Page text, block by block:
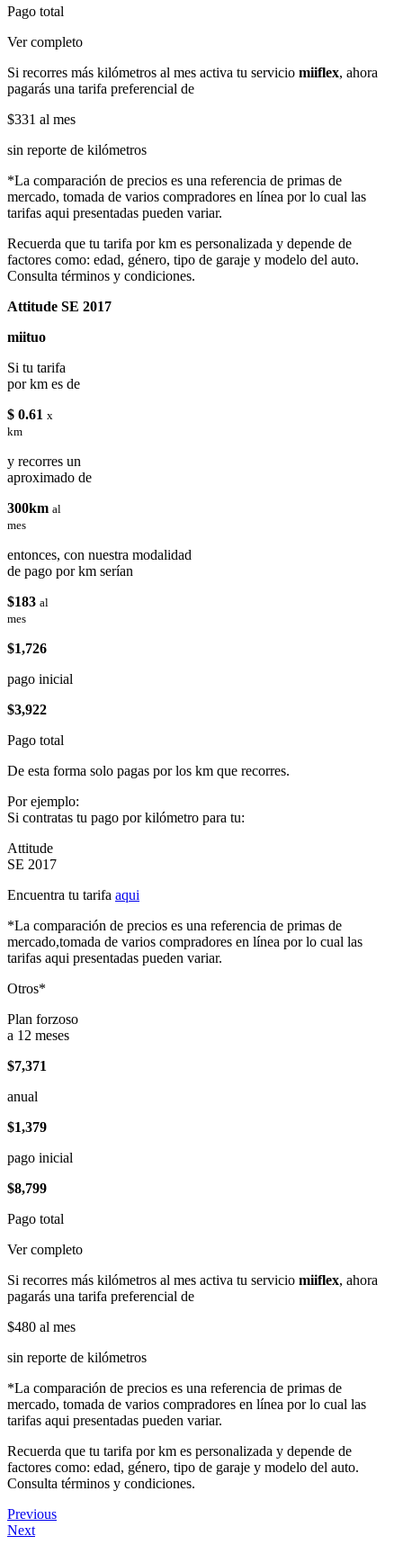
Pago total
Ver completo
Si recorres más kilómetros al mes activa tu servicio miiflex, ahora
pagarás una tarifa preferencial de
$331 al mes
sin reporte de kilómetros
*La comparación de precios es una referencia de primas de
mercado, tomada de varios compradores en línea por lo cual las
tarifas aqui presentadas pueden variar.
Recuerda que tu tarifa por km es personalizada y depende de
factores como: edad, género, tipo de garaje y modelo del auto.
Consulta términos y condiciones.
Attitude SE 2017
miituo
Si tu tarifa
por km es de
$ 0.61 x
km
y recorres un
aproximado de
300km al
mes
entonces, con nuestra modalidad
de pago por km serían
$183 al
mes
$1,726
pago inicial
$3,922
Pago total
De esta forma solo pagas por los km que recorres.
Por ejemplo:
Si contratas tu pago por kilómetro para tu:
Attitude
SE 2017
Encuentra tu tarifa aqui
*La comparación de precios es una referencia de primas de
mercado,tomada de varios compradores en línea por lo cual las
tarifas aqui presentadas pueden variar.
Otros*
Plan forzoso
a 12 meses
$7,371
anual
$1,379
pago inicial
$8,799
Pago total
Ver completo
Si recorres más kilómetros al mes activa tu servicio miiflex, ahora
pagarás una tarifa preferencial de
$480 al mes
sin reporte de kilómetros
*La comparación de precios es una referencia de primas de
mercado, tomada de varios compradores en línea por lo cual las
tarifas aqui presentadas pueden variar.
Recuerda que tu tarifa por km es personalizada y depende de
factores como: edad, género, tipo de garaje y modelo del auto.
Consulta términos y condiciones.
Previous
Next